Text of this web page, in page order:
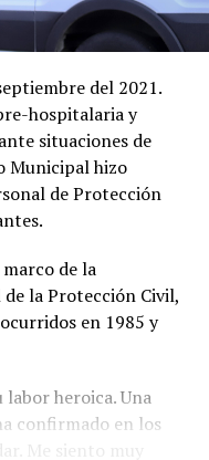
del 2021.
hospitalaria y
situaciones de
Municipal hizo
de Protección
de la
la Protección Civil,
en 1985 y
labor heroica. Una
confirmado en los